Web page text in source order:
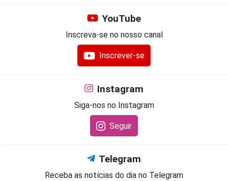
YouTube
Inscreva-se no nosso canal
Inscrever-se
Instagram
Siga-nos no Instagram
Seguir
Telegram
Receba as notícias do dia no Telegram